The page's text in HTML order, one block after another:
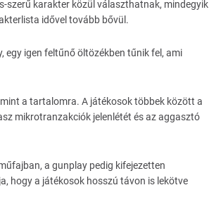
szerű karakter közül választhatnak, mindegyik
idővel tovább bővül.
egy igen feltűnő öltözékben tűnik fel, ami
a tartalomra. A játékosok többek között a
mikrotranzakciók jelenlétét és az aggasztó
a gunplay pedig kifejezetten
hogy a játékosok hosszú távon is lekötve